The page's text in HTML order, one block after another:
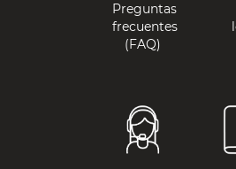
Preguntas
frecuentes
(FAQ)